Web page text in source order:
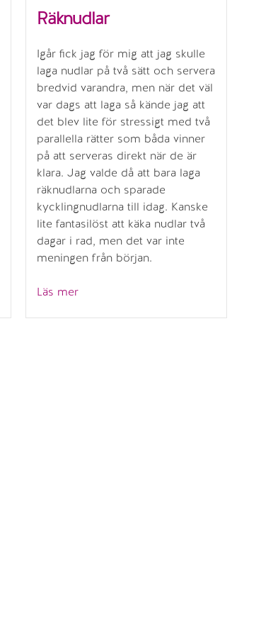
Räknudlar
Igår fick jag för mig att jag skulle
laga nudlar på två sätt och servera
bredvid varandra, men när det väl
var dags att laga så kände jag att
det blev lite för stressigt med två
parallella rätter som båda vinner
på att serveras direkt när de är
klara. Jag valde då att bara laga
räknudlarna och sparade
kycklingnudlarna till idag. Kanske
lite fantasilöst att käka nudlar två
dagar i rad, men det var inte
meningen från början.
Läs mer”Räknudlar”